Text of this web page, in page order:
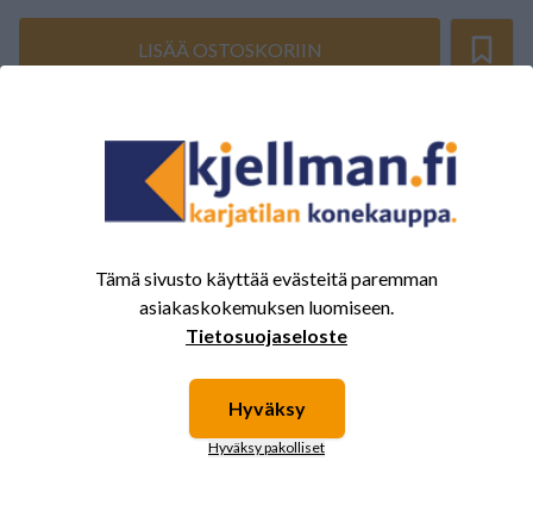
LISÄÄ OSTOSKORIIN
(0/5) Yhteensä 0 Arvostelut
Tämä sivusto käyttää evästeitä paremman
asiakaskokemuksen luomiseen.
Tietosuojaseloste
Hyväksy
Hyväksy pakolliset